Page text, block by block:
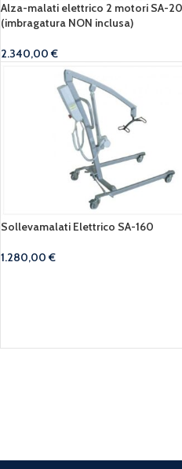
Alza-malati elettrico 2 motori SA-
(imbragatura NON inclusa)
2.340,00€
Sollevamalati Elettrico SA-160
1.280,00€